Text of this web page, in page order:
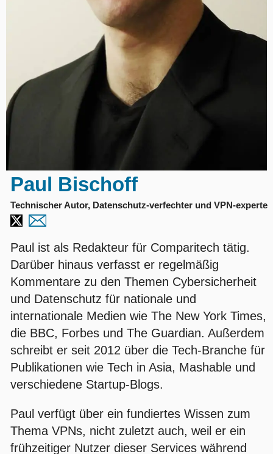
Paul Bischoff
Technischer Autor, Datenschutz-verfechter und VPN-experte
Paul ist als Redakteur für Comparitech tätig.
Darüber hinaus verfasst er regelmäßig
Kommentare zu den Themen Cybersicherheit
und Datenschutz für nationale und
internationale Medien wie The New York Times,
die BBC, Forbes und The Guardian. Außerdem
schreibt er seit 2012 über die Tech-Branche für
Publikationen wie Tech in Asia, Mashable und
verschiedene Startup-Blogs.
Paul verfügt über ein fundiertes Wissen zum
Thema VPNs, nicht zuletzt auch, weil er ein
frühzeitiger Nutzer dieser Services während